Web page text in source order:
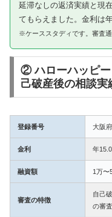
延滞なしの返済実績と現
てもらえました。金利は
※ケーススタディです。審査
② ハローハッピー
己破産後の相談実
登録番号 大阪
金利 年
融資額 1万〜
審査の特徴
自己
の審査